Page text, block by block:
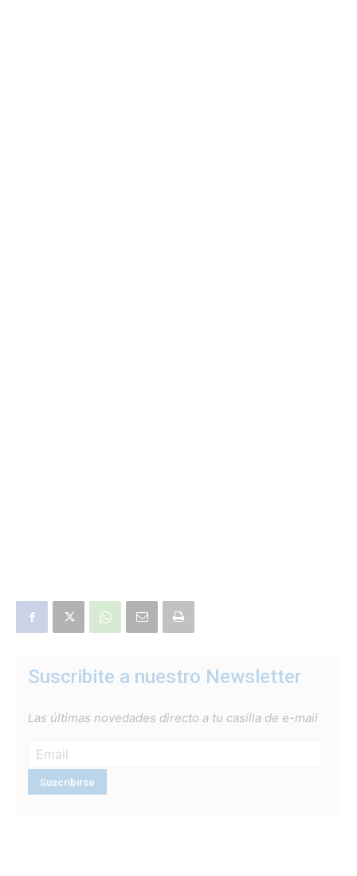
Suscribite a nuestro Newsletter
Las últimas novedades directo a tu casilla de e-mail